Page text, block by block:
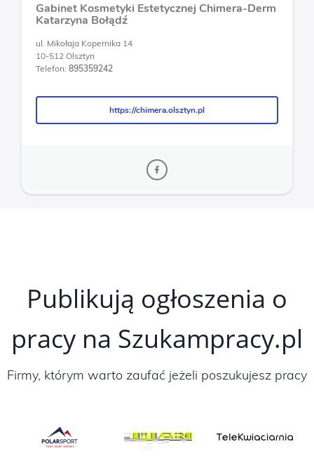
Gabinet Kosmetyki Estetycznej Chimera-Derm
Katarzyna Bołądź
ul. Mikołaja Kopernika 14
10-512 Olsztyn
Telefon: 895359242
https://chimera.olsztyn.pl
https://chimera.olsztyn.pl
Publikują ogłoszenia o
pracy na Szukampracy.pl
Firmy, którym warto zaufać jeżeli poszukujesz pracy